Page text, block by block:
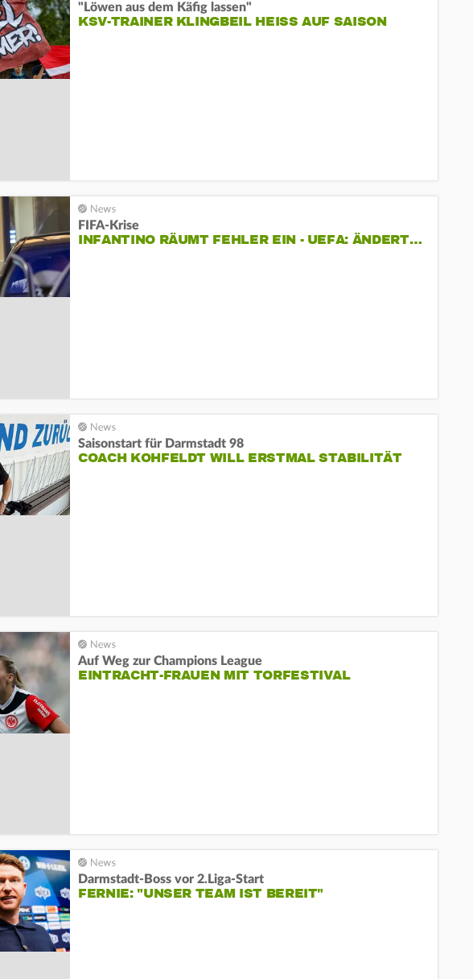
"Löwen aus dem Käfig lassen"
KSV-TRAINER KLINGBEIL HEISS AUF SAISON
FIFA-Krise
INFANTINO RÄUMT FEHLER EIN - UEFA: ÄNDERT…
Saisonstart für Darmstadt 98
COACH KOHFELDT WILL ERSTMAL STABILITÄT
Auf Weg zur Champions League
EINTRACHT-FRAUEN MIT TORFESTIVAL
Darmstadt-Boss vor 2.Liga-Start
FERNIE: "UNSER TEAM IST BEREIT"